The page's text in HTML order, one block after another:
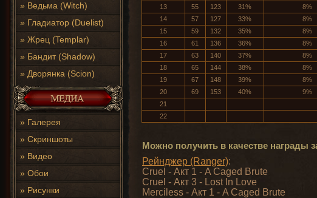
» Ведьма (Witch)
» Гладиатор (Duelist)
» Жрец (Templar)
» Бандит (Shadow)
» Дворянка (Scion)
» Галерея
» Скриншоты
» Видео
» Обои
» Рисунки
13
55 123 31% 8%
14
57 127 33% 8%
15
59 132 35% 8%
16
61 136 36% 8%
17
63 140 37% 8%
18
65 144 38% 8%
19
67 148 39% 8%
20
69 153 40% 9%
21
22
Можно получить в качестве награды
Рейнджер (Ranger):
Cruel - Акт 1 - A Caged Brute
Cruel - Акт 3 - Lost In Love
Merciless - Акт 1 - A Caged Brute